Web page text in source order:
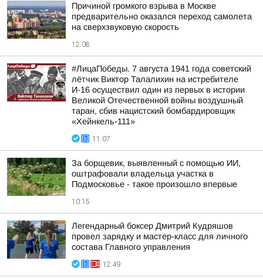
Причиной громкого взрыва в Москве
предварительно оказался переход самолета
на сверхзвуковую скорость
12:08
#ЛицаПобеды. 7 августа 1941 года советский
лётчик Виктор Талалихин на истребителе
И-16 осуществил один из первых в истории
Великой Отечественной войны воздушный
таран, сбив нацистский бомбардировщик
«Хейнкель-111»
11:07
За борщевик, выявленный с помощью ИИ,
оштрафовали владельца участка в
Подмосковье - такое произошло впервые
10:15
Легендарный боксер Дмитрий Кудряшов
провел зарядку и мастер-класс для личного
состава Главного управления
12:49